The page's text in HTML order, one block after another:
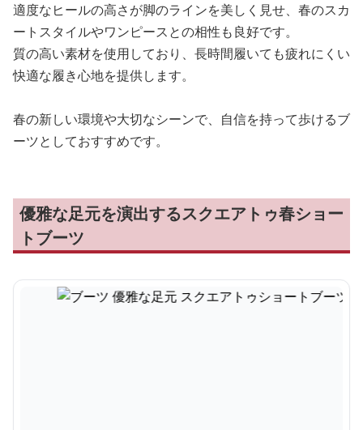
適度なヒールの高さが脚のラインを美しく見せ、春のスカ
ートスタイルやワンピースとの相性も良好です。
質の高い素材を使用しており、長時間履いても疲れにくい
快適な履き心地を提供します。
春の新しい環境や大切なシーンで、自信を持って歩けるブ
ーツとしておすすめです。
優雅な足元を演出するスクエアトゥ春ショー
トブーツ